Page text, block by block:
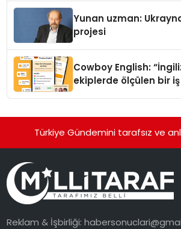
Yunan uzman:
projesi
Cowboy English:
ekiplerde ölçülen bir
Türkiye Gündemini tarafsız ve
Reklam & İşbirliği: